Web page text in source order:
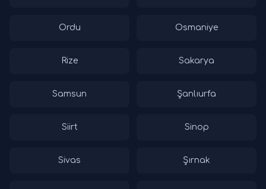
Ordu Osmaniye
Rize Sakarya
Samsun Şanlıurfa
Siirt Sinop
Sivas Şırnak